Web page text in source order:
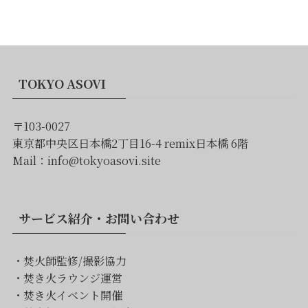
TOKYO ASOVI
〒103-0027
東京都中央区日本橋2丁目16-4 remix日本橋 6階
Mail：info@tokyoasovi.site
サービス紹介・お問い合わせ
・ 焚火師監修/撮影協力
・ 焚き火ラウンジ運営
・ 焚き火イベント開催